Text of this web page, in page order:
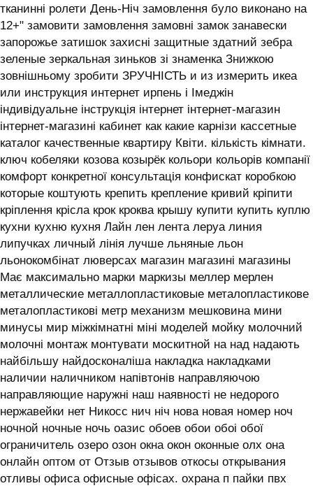
тканинні ролети День-Ніч замовлення було виконано на
12+" замовити замовлення замовні замок занавески
запорожье затишок захисні защитные здатний зебра
зеленые зеркальная зиньков зі знаменка Знижкою
зовнішньому зробити ЗРУЧНІСТЬ и из измерить икеа
или инструкция интернет ирпень і ‎Імеджін
індивідуальне інструкція інтернет інтернет-магазин
інтернет-магазині кабинет как какие карнізи кассетные
каталог качественные квартиру Квіти. кількість кімнати.
ключ кобеляки козова козырёк кольори кольорів компанії
комфорт конкретної консультація конфискат коробкою
которые коштують крепить крепление кривий кріпити
кріплення крісла крок кроква крышу купити купить куплю
кухни кухню кухня ‎Лайн лен лента леруа линия
липучках личный лінія лучше льняные льон
льонокомбінат люверсах магазин магазині магазины
Має максимально марки маркизы меллер мерлен
металлические металлопластиковые металопластикове
металопластикові метр механизм мешковина мини
минусы мир міжкімнатні міні моделей мойку молочний
молочні монтаж монтувати москитной на над надають
найбільшу найдосконаліша накладка накладками
наличии наличником напівтонів направляючою
направляющие наружні наш наявності не недорого
нержавейки нет Никосс нич ніч нова новая номер ноч
ночной ночные ночь оазис обоев обои обоі обої
ограничитель озеро озон окна окон оконные олх она
онлайн оптом от Отзыв отзывов откосы открывания
отливы офиса офисные офісах. охрана п пайки пвх